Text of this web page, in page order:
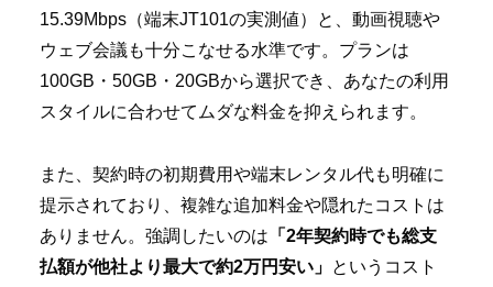
15.39Mbps（端末JT101の実測値）と、動画視聴や
ウェブ会議も十分こなせる水準です。プランは
100GB・50GB・20GBから選択でき、あなたの利用
スタイルに合わせてムダな料金を抑えられます。
また、契約時の初期費用や端末レンタル代も明確に
提示されており、複雑な追加料金や隠れたコストは
ありません。強調したいのは 「2年契約時でも総支
払額が他社より最大で約2万円安い」 というコスト